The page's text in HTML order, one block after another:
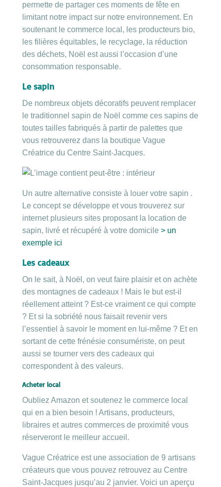
permette de partager ces moments de fête en
limitant notre impact sur notre environnement. En
soutenant le commerce local, les producteurs bio,
les filières équitables, le recyclage, la réduction
des déchets, Noël est aussi l’occasion d’une
consommation responsable.
Le sapin
De nombreux objets décoratifs peuvent remplacer
le traditionnel sapin de Noël comme ces sapins de
toutes tailles fabriqués à partir de palettes que
vous retrouverez dans la boutique Vague
Créatrice du Centre Saint-Jacques.
Un autre alternative consiste à louer votre sapin .
Le concept se développe et vous trouverez sur
internet plusieurs sites proposant la location de
sapin, livré et récupéré à votre domicile > un
exemple ici
Les cadeaux
On le sait, à Noël, on veut faire plaisir et on achète
des montagnes de cadeaux ! Mais le but est-il
réellement atteint ? Est-ce vraiment ce qui compte
? Et si la sobriété nous faisait revenir vers
l’essentiel à savoir le moment en lui-même ? Et en
sortant de cette frénésie consumériste, on peut
aussi se tourner vers des cadeaux qui
correspondent à des valeurs.
Acheter local
Oubliez Amazon et soutenez le commerce local
qui en a bien besoin ! Artisans, producteurs,
libraires et autres commerces de proximité vous
réserveront le meilleur accueil.
Vague Créatrice est une association de 9 artisans
créateurs que vous pouvez retrouvez au Centre
Saint-Jacques jusqu’au 2 janvier. Voici un aperçu